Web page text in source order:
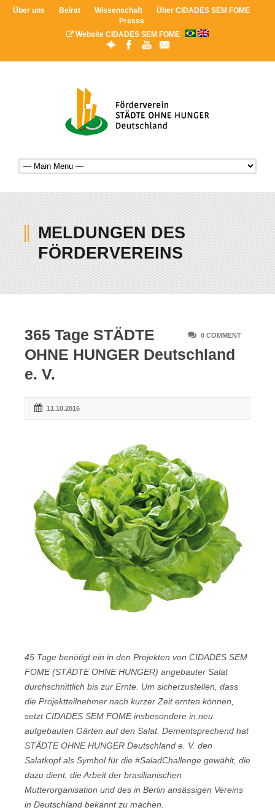
Über uns Beirat Wissenschaft
Über CIDADES SEM FOME
Presse
Website CIDADES SEM FOME
MELDUNGEN DES
FÖRDERVEREINS
0 COMMENT
365 Tage STÄDTE
OHNE HUNGER Deutschland
e. V.
11.10.2016
45 Tage benötigt ein in den Projekten von CIDADES SEM
FOME (STÄDTE OHNE HUNGER) angebauter Salat
durchschnittlich bis zur Ernte. Um sicherzustellen, dass
die Projektteilnehmer nach kurzer Zeit ernten können,
setzt CIDADES SEM FOME insbesondere in neu
aufgebauten Gärten auf den Salat. Dementsprechend hat
STÄDTE OHNE HUNGER Deutschland e. V. den
Salatkopf als Symbol für die #SaladChallenge gewählt, die
dazu dient, die Arbeit der brasilianischen
Mutterorganisation und des in Berlin ansässigen Vereins
in Deutschland bekannt zu machen.